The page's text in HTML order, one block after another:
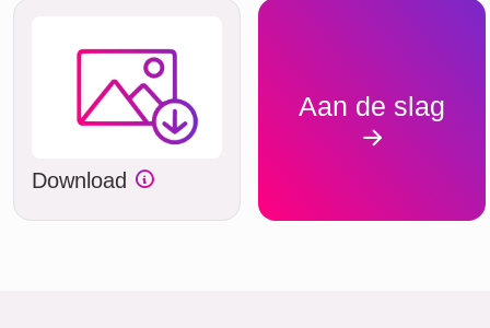
Download
Aan de slag